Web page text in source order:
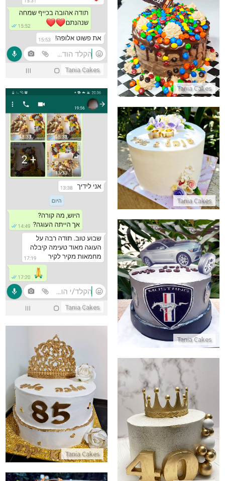
Tania Cakes
Tania Cakes
עוגת ממתקים M&M
התקשר/י
Tania Cakes
ביקורות מלקוחות לעוגה נדירה
התקשר/י
Tania Cakes
עוגת חתונה
Tania Cakes
עוגה מעוצבת לגבר
התקשר/י
Tania Cakes
עוגה מעוצבת למלכה
התקשר/י
עוגת יום הולדת 40
התקשר/י